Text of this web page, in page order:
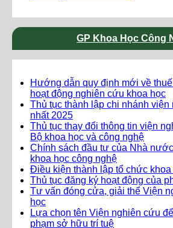
GP Khoa Học Công
Hướng dẫn quy định mới về
hoạt động nghiên cứu khoa học
Thủ tục thành lập chi nhánh
nhất 2025
Thủ tục thay đổi thông tin viện
Bộ khoa học và công nghệ
Chính sách đầu tư của Nhà
khoa học công nghệ
Điều kiện thành lập tổ chức
Thủ tục đăng ký hoạt động của
Tư vấn đóng cửa, giải thể Viện
học
Lựa chọn tên Viện nghiên cứu
phạm sở hữu trí tuệ